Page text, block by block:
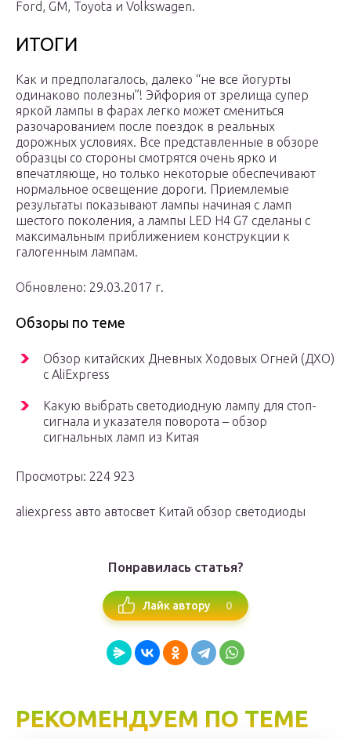
Ford, GM, Toyota и Volkswagen.
ИТОГИ
Как и предполагалось, далеко “не все йогурты
одинаково полезны”! Эйфория от зрелища супер
яркой лампы в фарах легко может смениться
разочарованием после поездок в реальных
дорожных условиях. Все представленные в обзоре
образцы со стороны смотрятся очень ярко и
впечатляюще, но только некоторые обеспечивают
нормальное освещение дороги. Приемлемые
результаты показывают лампы начиная с ламп
шестого поколения, а лампы LED H4 G7 сделаны с
максимальным приближением конструкции к
галогенным лампам.
Обновлено: 29.03.2017 г.
Обзоры по теме
Обзор китайских Дневных Ходовых Огней (ДХО)
с AliExpress
Какую выбрать светодиодную лампу для стоп-
сигнала и указателя поворота – обзор
сигнальных ламп из Китая
Просмотры: 224 923
aliexpress авто автосвет Китай обзор светодиоды
Понравилась статья?
Лайк автору 0
РЕКОМЕНДУЕМ ПО ТЕМЕ